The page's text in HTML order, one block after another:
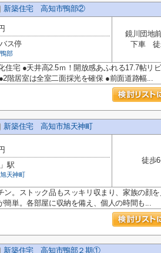
新築住宅 高知市鴨部②
ス停
鴨部
鏡川団地
下車 徒
住宅 ●天井高2.5ｍ！開放感あふれる17.7帖リ
階居室は全室二面採光を確保 ●前面道路幅...
新築住宅 高知市旭天神町
」駅
旭天神町
徒歩
ン。ストック品もスッキリ収まり、家族の顔
簡単。各部屋に収納を備え、個人の時間も...
新築住宅 高知市鴨部２期①